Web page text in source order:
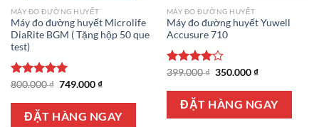
MÁY ĐO ĐƯỜNG HUYẾT
Máy đo đường huyết Microlife
DiaRite BGM ( Tặng hộp 50 que
test)
Được xếp
5 sao
800.000₫ Giá
là:
800.000 ₫.
749.000₫Giá
tại
là:
749.000 ₫.
ĐẶT HÀNG NGAY
MÁY ĐO ĐƯỜNG HUYẾT
Máy đo đường huyết Yuwell
Accusure 710
Được
5
sao
399.000₫ Giá
là:
399.000 ₫.
350.000₫Giá
tại
là:
350.000 ₫.
ĐẶT HÀNG NGAY